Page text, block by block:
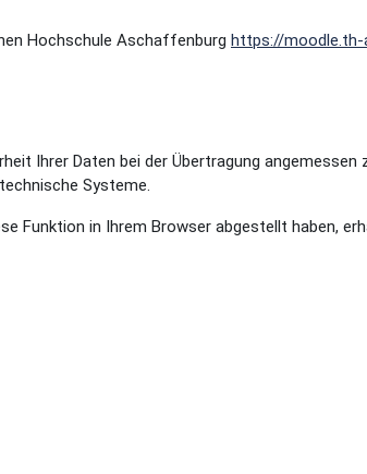
Hochschule Aschaffenburg https://moodle.th-
Ihrer Daten bei der Übertragung
Systeme.
Funktion in Ihrem Browser abgestellt haben,